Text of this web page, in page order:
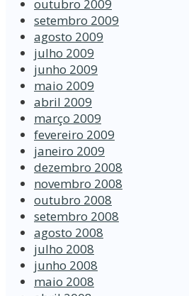
outubro 2009
setembro 2009
agosto 2009
julho 2009
junho 2009
maio 2009
abril 2009
março 2009
fevereiro 2009
janeiro 2009
dezembro 2008
novembro 2008
outubro 2008
setembro 2008
agosto 2008
julho 2008
junho 2008
maio 2008